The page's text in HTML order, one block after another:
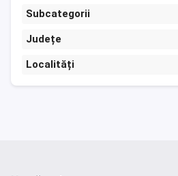
Subcategorii
Județe
Localități